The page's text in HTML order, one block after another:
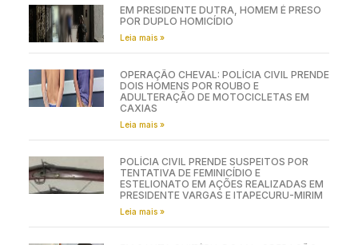
EM PRESIDENTE DUTRA, HOMEM É PRESO
POR DUPLO HOMICÍDIO
Leia mais »
OPERAÇÃO CHEVAL: POLÍCIA CIVIL PRENDE
DOIS HOMENS POR ROUBO E
ADULTERAÇÃO DE MOTOCICLETAS EM
CAXIAS
Leia mais »
POLÍCIA CIVIL PRENDE SUSPEITOS POR
TENTATIVA DE FEMINICÍDIO E
ESTELIONATO EM AÇÕES REALIZADAS EM
PRESIDENTE VARGAS E ITAPECURU-MIRIM
Leia mais »